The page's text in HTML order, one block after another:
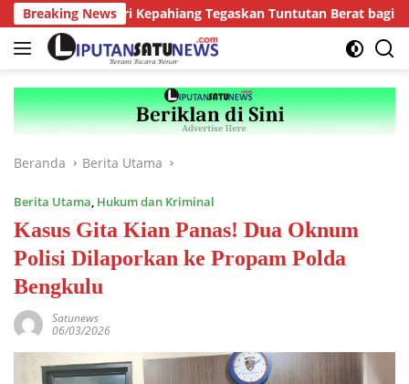
Langsung
ke
konten
Breaking News
Kejari Kepahiang Tegaskan Tuntutan Berat bagi Predator
Beranda Berita Utama
Berita Utama, Hukum dan Kriminal
Kasus Gita Kian Panas! Dua Oknum
Polisi Dilaporkan ke Propam Polda
Bengkulu
Satunews
06/03/2026